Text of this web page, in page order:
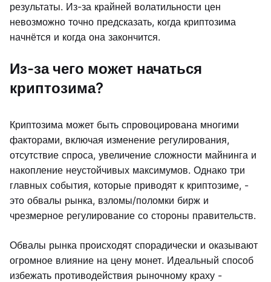
результаты. Из-за крайней волатильности цен
невозможно точно предсказать, когда криптозима
начнётся и когда она закончится.
Из-за чего может начаться
криптозима?
Криптозима может быть спровоцирована многими
факторами, включая изменение регулирования,
отсутствие спроса, увеличение сложности майнинга и
накопление неустойчивых максимумов. Однако три
главных события, которые приводят к криптозиме, -
это обвалы рынка, взломы/поломки бирж и
чрезмерное регулирование со стороны правительств.
Обвалы рынка происходят спорадически и оказывают
огромное влияние на цену монет. Идеальный способ
избежать противодействия рыночному краху -